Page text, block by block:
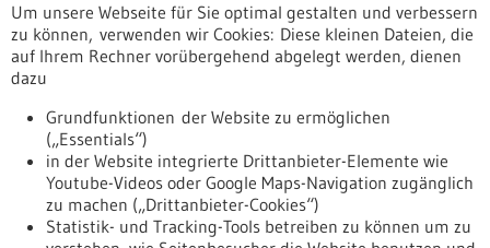
Gezielte genetische Manipulation der
Signaltransduktionswege in CAR-T-Zellen
erhöht Antitumor-Wirksamkeit
Die vielversprechende chimäre Antigenrezeptor (CAR)-T-
Zelltherapie kommt bisher fast ausschließlich bei
Um unsere Webseite für Sie optimal gestalten und verbessern
zu können, verwenden wir Cookies: Diese kleinen Dateien, die
auf Ihrem Rechner vorübergehend abgelegt werden, dienen
dazu
Grundfunktionen der Website zu ermöglichen
(„Essentials“)
in der Website integrierte Drittanbieter-Elemente wie
Youtube-Videos oder Google Maps-Navigation zugänglich
zu machen („Drittanbieter-Cookies“)
Statistik- und Tracking-Tools betreiben zu können um zu